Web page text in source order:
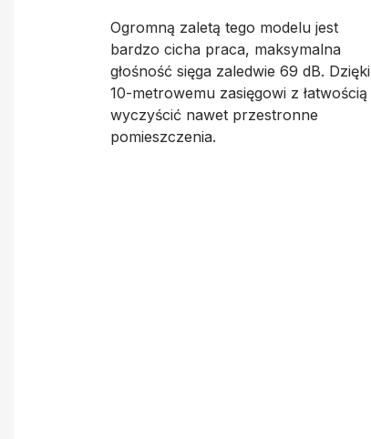
Ogromną zaletą tego modelu jest
bardzo cicha praca, maksymalna
głośność sięga zaledwie 69 dB. Dzięki
10-metrowemu zasięgowi z łatwością
wyczyścić nawet przestronne
pomieszczenia.